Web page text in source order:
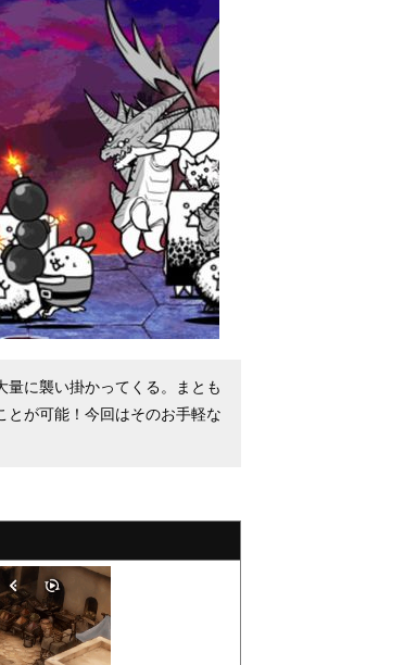
に襲い掛かってくる。まとも
が可能！今回はそのお手軽な